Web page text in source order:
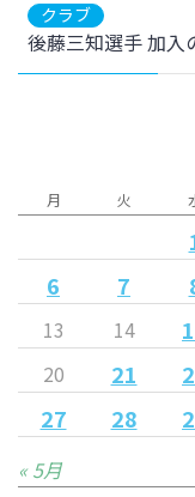
クラブ
後藤三知選手 加入
月 火
6
7
13 14
20 21
27 28
« 5月